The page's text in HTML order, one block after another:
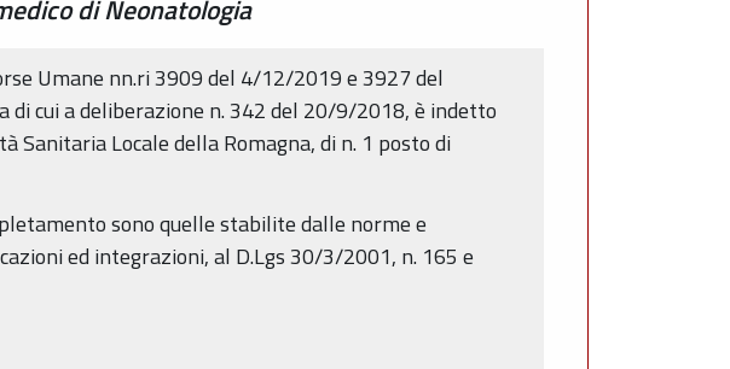
di Neonatologia
Umane nn.ri 3909 del 4/12/2019 e 3927 del
di cui a deliberazione n. 342 del 20/9/2018, è indetto
Sanitaria Locale della Romagna, di n. 1 posto di
sono quelle stabilite dalle norme e
ed integrazioni, al D.Lgs 30/3/2001, n. 165 e